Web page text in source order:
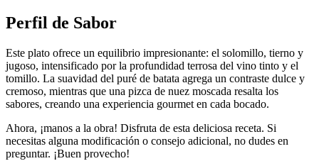
Perfil de Sabor
Este plato ofrece un equilibrio impresionante: el solomillo, tierno y
jugoso, intensificado por la profundidad terrosa del vino tinto y el
tomillo. La suavidad del puré de batata agrega un contraste dulce y
cremoso, mientras que una pizca de nuez moscada resalta los
sabores, creando una experiencia gourmet en cada bocado.
Ahora, ¡manos a la obra! Disfruta de esta deliciosa receta. Si
necesitas alguna modificación o consejo adicional, no dudes en
preguntar. ¡Buen provecho!